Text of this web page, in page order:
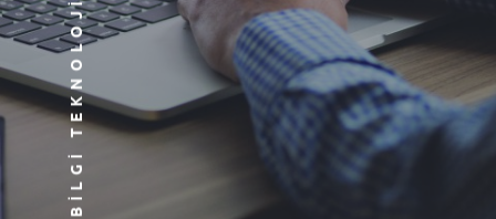
BILGI TEKNOLOJILERI